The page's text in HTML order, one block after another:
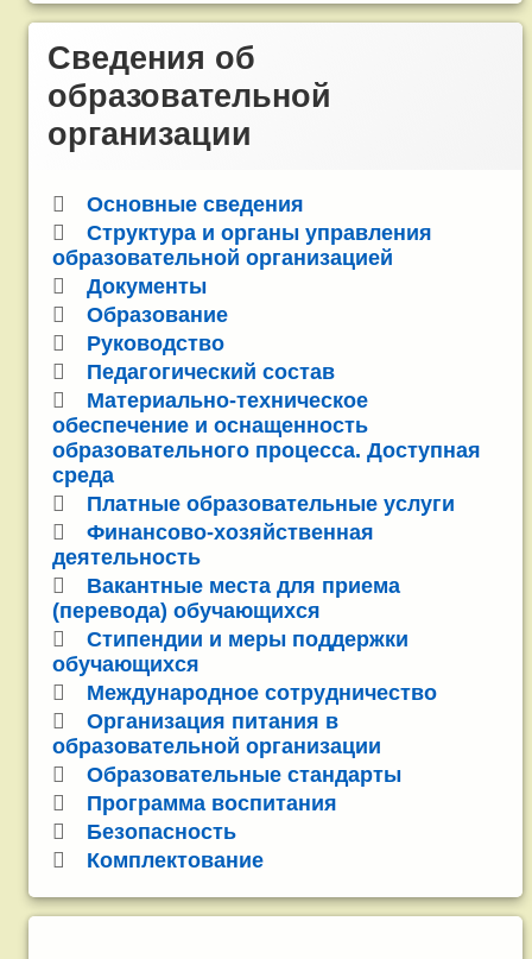
Сведения об
образовательной
организации
Основные сведения
Структура и органы управления
образовательной организацией
Документы
Образование
Руководство
Педагогический состав
Материально-техническое
обеспечение и оснащенность
образовательного процесса. Доступная
среда
Платные образовательные услуги
Финансово-хозяйственная
деятельность
Вакантные места для приема
(перевода) обучающихся
Стипендии и меры поддержки
обучающихся
Международное сотрудничество
Организация питания в
образовательной организации
Образовательные стандарты
Программа воспитания
Безопасность
Комплектование